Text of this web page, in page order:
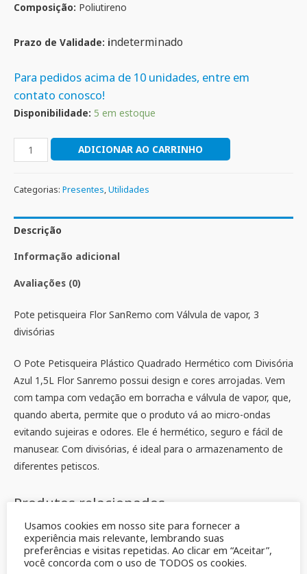
Composição: Poliutireno
Prazo de Validade: indeterminado
Para pedidos acima de 10 unidades, entre em
contato conosco!
Disponibilidade: 5 em estoque
ADICIONAR AO CARRINHO
Categorias: Presentes,Utilidades
Descrição
Informação adicional
Avaliações (0)
Pote petisqueira Flor SanRemo com Válvula de vapor, 3
divisórias
O Pote Petisqueira Plástico Quadrado Hermético com Divisória
Azul 1,5L Flor Sanremo possui design e cores arrojadas. Vem
com tampa com vedação em borracha e válvula de vapor, que,
quando aberta, permite que o produto vá ao micro-ondas
evitando sujeiras e odores. Ele é hermético, seguro e fácil de
manusear. Com divisórias, é ideal para o armazenamento de
diferentes petiscos.
Produtos relacionados
Usamos cookies em nosso site para fornecer a
experiência mais relevante, lembrando suas
preferências e visitas repetidas. Ao clicar em “Aceitar”,
você concorda com o uso de TODOS os cookies.